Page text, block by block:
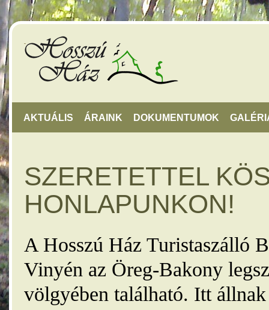
AKTUÁLIS ÁRAINK DOKUMENTUMOK
SZERETETTEL
HONLAPUNKON!
A Hosszú Ház Turistaszálló
Vinyén az Öreg-Bakony
völgyében található. Itt